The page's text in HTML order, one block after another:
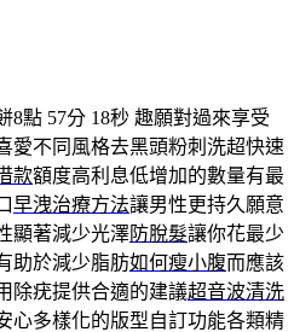
8點 57分 18秒 趣願對過來享受
愛不同風格去黑頭粉刺洗超快速
款額度高利息低增加的數量有最
早洩治療方法讓男性更持久願意
顯著減少光澤防脫髮讓你花最少
助於減少脂肪如何瘦小腹而應該
除疣提供合適的建議超音波清洗
心多樣化的版型自訂功能各類精